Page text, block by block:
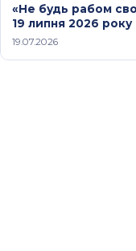
«Не будь рабом
19 липня 2026 року
19.07.2026